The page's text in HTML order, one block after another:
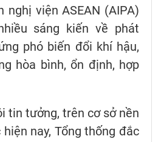
nghị viện ASEAN (AIPA)
sáng kiến về phát
phó biến đổi khí hậu,
hòa bình, ổn định, hợp
tin tưởng, trên cơ sở nền
nay, Tổng thống đắc